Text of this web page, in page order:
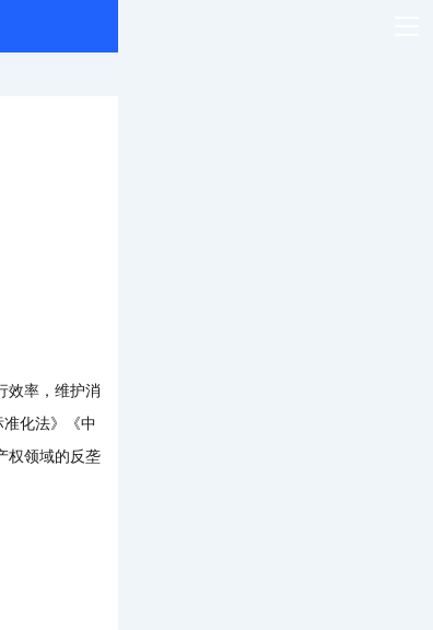
效率，维护消
化法》《中
权领域的反垄